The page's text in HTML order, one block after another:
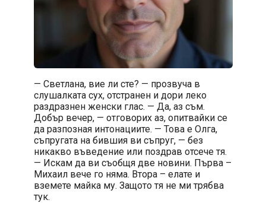
— Светлана, вие ли сте? — прозвуча в
слушалката сух, отстранен и дори леко
раздразнен женски глас. — Да, аз съм.
Добър вечер, — отговорих аз, опитвайки се
да разпозная интонациите. — Това е Олга,
съпругата на бившия ви съпруг, — без
никакво въведение или поздрав отсече тя.
— Искам да ви съобщя две новини. Първа –
Михаил вече го няма. Втора – елате и
вземете майка му. Защото тя не ми трябва
тук.